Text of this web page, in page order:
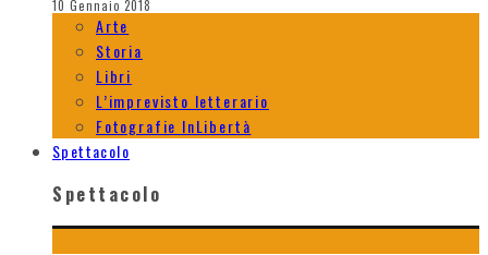
10 Gennaio 2018
Arte
Storia
Libri
L’imprevisto letterario
Fotografie InLibertà
Spettacolo
Spettacolo